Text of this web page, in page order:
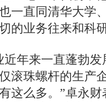
一直同清华大学
的业务往来和科
年来一直蓬勃发
滚珠螺杆的生产
这么多。”卓永